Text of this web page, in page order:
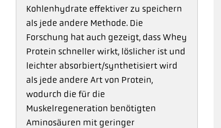
Kohlenhydrate effektiver zu speichern
als jede andere Methode. Die
Forschung hat auch gezeigt, dass Whey
Protein schneller wirkt, löslicher ist und
leichter absorbiert/synthetisiert wird
als jede andere Art von Protein,
wodurch die für die
Muskelregeneration benötigten
Aminosäuren mit geringer